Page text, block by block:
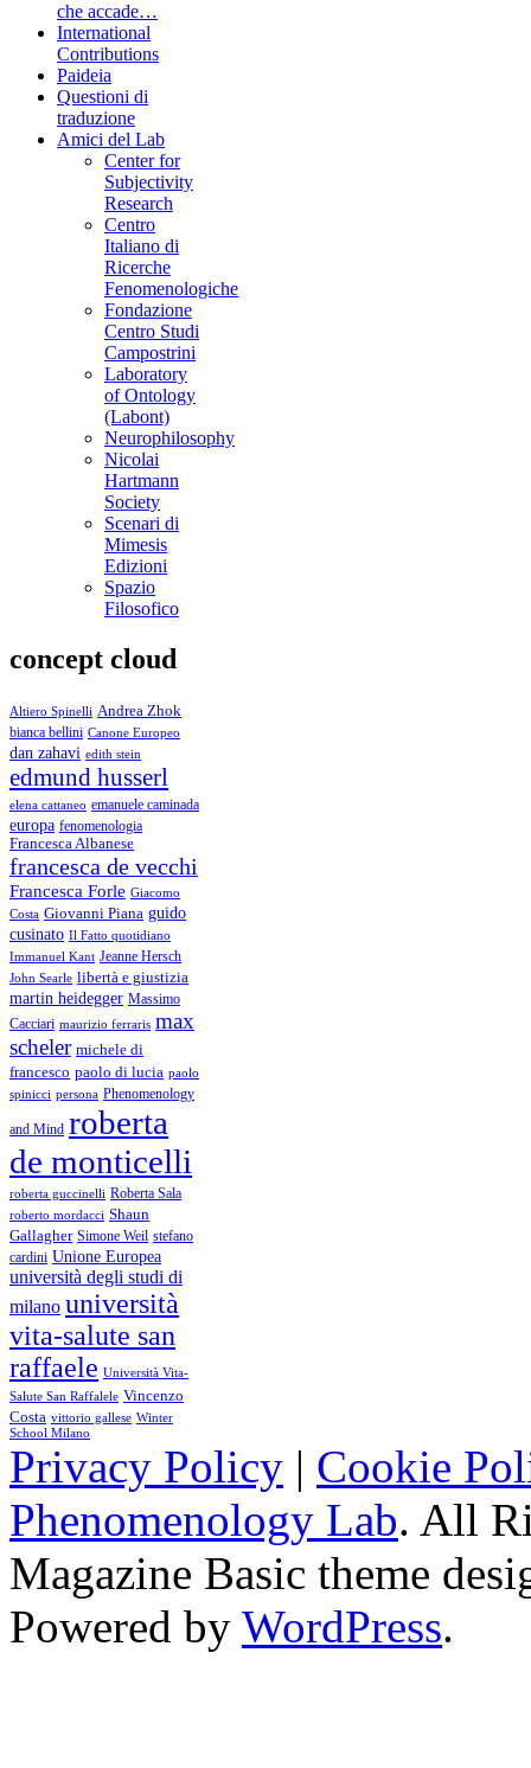
che accade…
International
Contributions
Paideia
Questioni di
traduzione
Amici del Lab
Center for
Subjectivity
Research
Centro
Italiano di
Ricerche
Fenomenologiche
Fondazione
Centro Studi
Campostrini
Laboratory
of Ontology
(Labont)
Neurophilosophy
Nicolai
Hartmann
Society
Scenari di
Mimesis
Edizioni
Spazio
Filosofico
concept cloud
Altiero Spinelli Andrea Zhok
bianca bellini Canone Europeo
dan zahavi edith stein
edmund husserl
elena cattaneo emanuele caminada
europa fenomenologia
Francesca Albanese
francesca de vecchi
Francesca Forle Giacomo
Costa Giovanni Piana guido
cusinato Il Fatto quotidiano
Immanuel Kant Jeanne Hersch
John Searle libertà e giustizia
martin heidegger Massimo
Cacciari maurizio ferraris max
scheler michele di
francesco paolo di lucia paolo
spinicci persona Phenomenology
and Mind roberta
de monticelli
roberta guccinelli Roberta Sala
roberto mordacci Shaun
Gallagher Simone Weil stefano
cardini Unione Europea
università degli studi di
milano università
vita-salute san
raffaele Università Vita-
Salute San Raffalele Vincenzo
Costa vittorio gallese Winter
School Milano
Privacy Policy | Cookie
Phenomenology Lab. All
Magazine Basic theme
Powered by WordPress.